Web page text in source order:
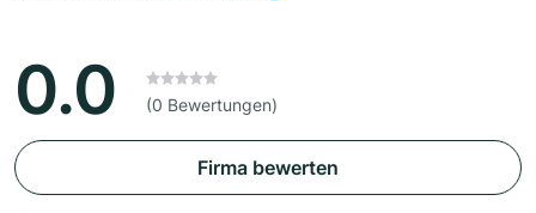
0.0 (0 Bewertungen)
Firma bewerten